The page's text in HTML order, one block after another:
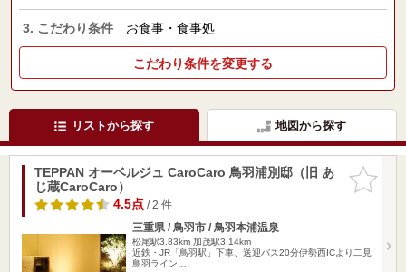
3. こだわり条件 お食事・食事処
こだわり条件を変更する
リストから探す 地図から探す
お気に入
りに追加
TEPPAN オーベルジュ CaroCaro 鳥羽浦別邸（旧 あ
じ蔵CaroCaro）
4.5点/ 2 件
三重県 / 鳥羽市 / 鳥羽本浦温泉
松尾駅3.83km 加茂駅3.14km
近鉄・JR「鳥羽駅」下車、送迎バス20分伊勢西ICより二見
鳥羽ライン…